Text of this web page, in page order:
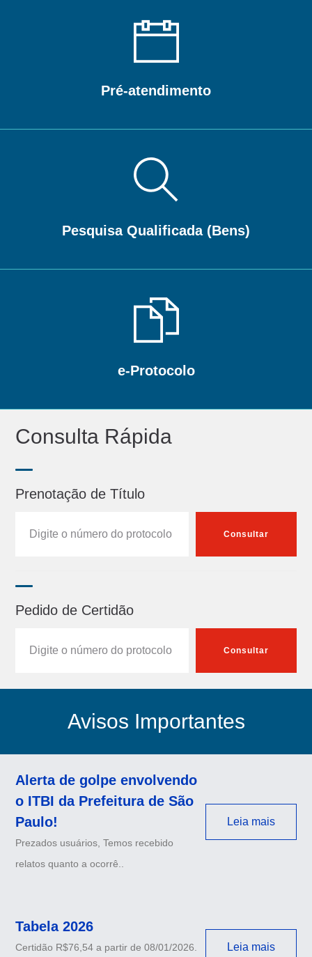
Pré-atendimento
Pesquisa Qualificada (Bens)
e-Protocolo
Consulta Rápida
Prenotação de Título
Consultar
Pedido de Certidão
Consultar
Avisos Importantes
Alerta de golpe envolvendo
o ITBI da Prefeitura de São
Paulo!
Prezados usuários, Temos recebido
relatos quanto a ocorrê..
Leia mais
Tabela 2026
Certidão R$76,54 a partir de 08/01/2026. Leia mais